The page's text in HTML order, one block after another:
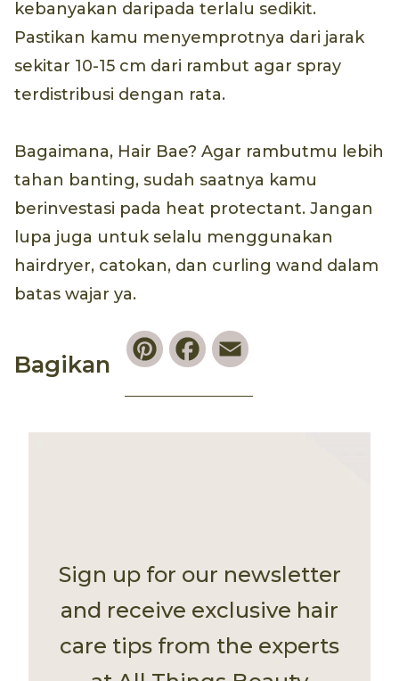
kebanyakan daripada terlalu sedikit.
Pastikan kamu menyemprotnya dari jarak
sekitar 10-15 cm dari rambut agar spray
terdistribusi dengan rata.
Bagaimana, Hair Bae? Agar rambutmu lebih
tahan banting, sudah saatnya kamu
berinvestasi pada heat protectant. Jangan
lupa juga untuk selalu menggunakan
hairdryer, catokan, dan curling wand dalam
batas wajar ya.
Bagikan
PinterestFacebook
Sign up for our newsletter
and receive exclusive hair
care tips from the experts